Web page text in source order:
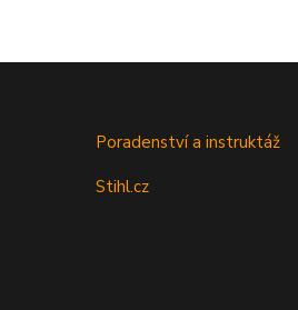
Poradenství a instruktáž
Stihl.cz